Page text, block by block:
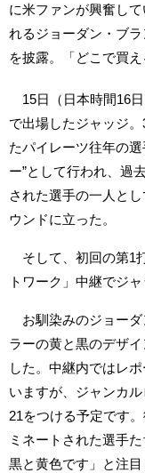
に米ファンが興奮し
れるジョーダン・ブ
を披露。「どこで買
15日（日本時間16日
で出場したジャッジ
たパイレーツ往年の
ー”として行われ、過
された選手の一人と
ウンドに立った。
そして、初回の第1
トワーク」中継でジ
お馴染みのジョーダ
ラーの黄と黒のデザ
した。中継内ではレ
いますが、ジャンカ
21をつける予定です
ミネートされた選手
黒と黄色です」と注目